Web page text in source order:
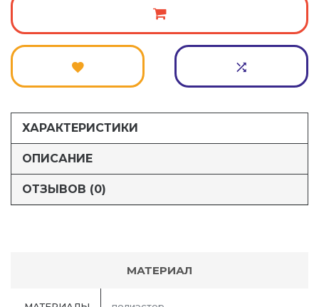
ХАРАКТЕРИСТИКИ
ОПИСАНИЕ
ОТЗЫВОВ (0)
МАТЕРИАЛ